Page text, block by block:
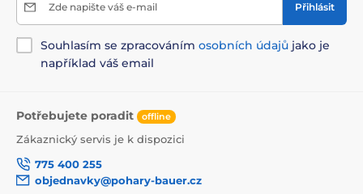
Zde napište váš e-mail Přihlásit
Souhlasím se zpracováním osobních údajů jako je
například váš email
Potřebujete poradit offline
Zákaznický servis je k dispozici
775 400 255
objednavky@pohary-bauer.cz